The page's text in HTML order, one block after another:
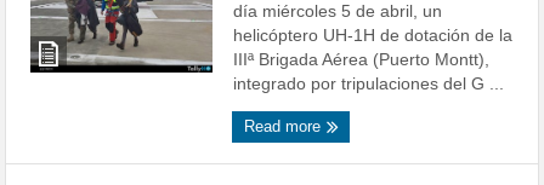
día miércoles 5 de abril, un
helicóptero UH-1H de dotación de la
IIIª Brigada Aérea (Puerto Montt),
integrado por tripulaciones del G ...
Read more